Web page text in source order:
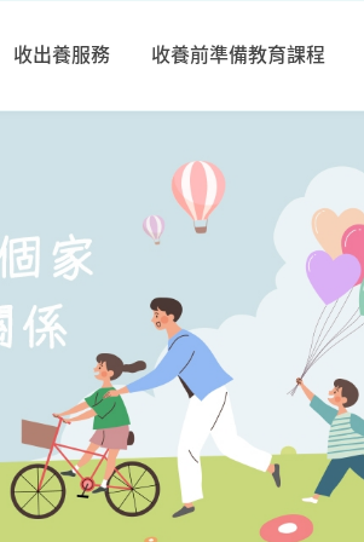
收出養服務 收養前準備教育課程